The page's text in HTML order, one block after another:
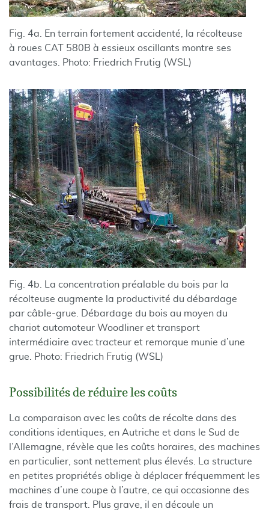
Fig. 4a. En terrain fortement accidenté, la récolteuse
à roues CAT 580B à essieux oscillants montre ses
avantages. Photo: Friedrich Frutig (WSL)
Fig. 4b. La concentration préalable du bois par la
récolteuse augmente la productivité du débardage
par câble-grue. Débardage du bois au moyen du
chariot automoteur Woodliner et transport
intermédiaire avec tracteur et remorque munie d’une
grue. Photo: Friedrich Frutig (WSL)
Possibilités de réduire les coûts
La comparaison avec les coûts de récolte dans des
conditions identiques, en Autriche et dans le Sud de
l’Allemagne, révèle que les coûts horaires, des machines
en particulier, sont nettement plus élevés. La structure
en petites propriétés oblige à déplacer fréquemment les
machines d’une coupe à l’autre, ce qui occasionne des
frais de transport. Plus grave, il en découle un